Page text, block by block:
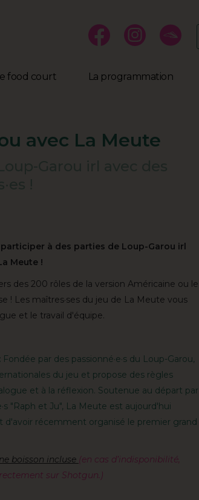
food court La programmation
avec La Meute
à des parties de Loup-Garou irl
Meute !
des 200 rôles de la version Américaine ou le
! Les maîtres·ses du jeu de La Meute vous
et le travail d'équipe.
: Fondée par des passionné·e·s du Loup-Garou,
du jeu et propose des règles
et à la réflexion. Soutenue au départ par
"Raph et Ju", La Meute est aujourd'hui
d'avoir récemment organisé le premier grand
boisson incluse (en cas d’indisponibilité,
sur Shotgun.)